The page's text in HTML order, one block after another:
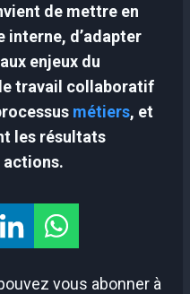
de mettre en
interne, d’adapter
enjeux du
travail collaboratif
métiers, et
les résultats
actions.
vous abonner à